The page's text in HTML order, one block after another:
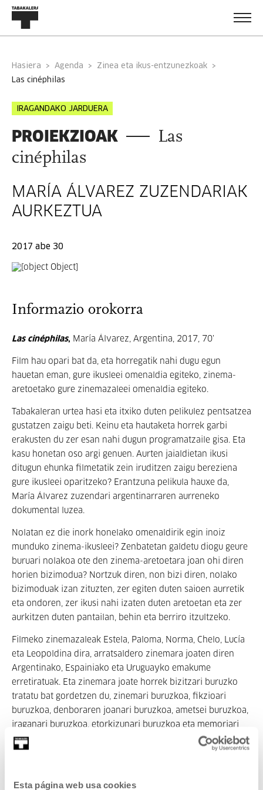
Esta página web usa cookies
Hasiera Agenda
Zinea eta ikus-entzunezkoak
las cinéphilas
IRAGANDAKO JARDUERA
PROIEKZIOAK
Las
cinéphilas
MARÍA ÁLVAREZ ZUZENDARIAK
AURKEZTUA
2017 abe 30
Informazio orokorra
Las cinéphilas, María Álvarez, Argentina, 2017, 70’
Film hau opari bat da, eta horregatik nahi dugu egun
hauetan eman, gure ikusleei omenaldia egiteko, zinema-
aretoetako gure zinemazaleei omenaldia egiteko.
Tabakaleran urtea hasi eta itxiko duten pelikulez pentsatzea
gustatzen zaigu beti. Keinu eta hautaketa horrek garbi
erakusten du zer esan nahi dugun programatzaile gisa. Eta
kasu honetan oso argi genuen. Aurten jaialdietan ikusi
ditugun ehunka filmetatik zein iruditzen zaigu bereziena
gure ikusleei oparitzeko? Erantzuna pelikula hauxe da,
María Álvarez zuzendari argentinarraren aurreneko
dokumental luzea.
Nolatan ez die inork honelako omenaldirik egin inoiz
munduko zinema-ikusleei? Zenbatetan galdetu diogu geure
buruari nolakoa ote den zinema-aretoetara joan ohi diren
horien bizimodua? Nortzuk diren, non bizi diren, nolako
bizimoduak izan zituzten, zer egiten duten saioen aurretik
eta ondoren, zer ikusi nahi izaten duten aretoetan eta zer
aurkitzen duten pantailan, behin eta berriro itzultzeko.
Filmeko zinemazaleak Estela, Paloma, Norma, Chelo, Lucía
eta Leopoldina dira, arratsaldero zinemara joaten diren
Argentinako, Espainiako eta Uruguayko emakume
erretiratuak. Eta zinemara joate horrek bizitzari buruzko
tratatu bat gordetzen du, zinemari buruzkoa, fikzioari
buruzkoa, denboraren joanari buruzkoa, ametsei buruzkoa,
iraganari buruzkoa, etorkizunari buruzkoa eta memoriari
buruzkoa.